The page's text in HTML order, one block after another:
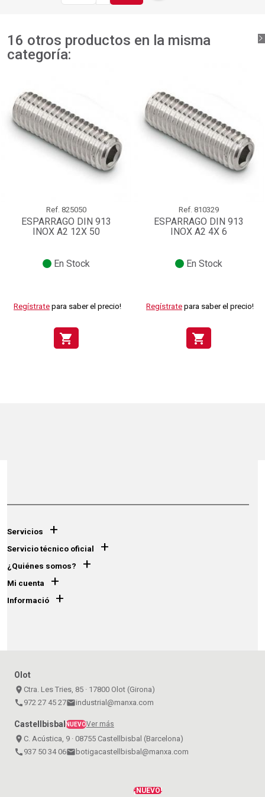
16 otros productos en la misma
categoría:
Ref. 825050
ESPARRAGO DIN 913
INOX A2 12X 50
En Stock
Regístrate para saber el precio!
shopping_cart
Ref. 810329
ESPARRAGO DIN 913
INOX A2 4X 6
En Stock
Regístrate para saber el precio!
shopping_cart
Servicios +
Servicio técnico oficial +
¿Quiénes somos? +
Mi cuenta +
Informació +
Olot
place Ctra. Les Tries, 85 · 17800 Olot (Girona)
call 972 27 45 27emailindustrial@manxa.com
CastellbisbalNUEVOVer más
place C. Acústica, 9 · 08755 Castellbisbal (Barcelona)
call 937 50 34 06emailbotigacastellbisbal@manxa.com
¡NUEVO!